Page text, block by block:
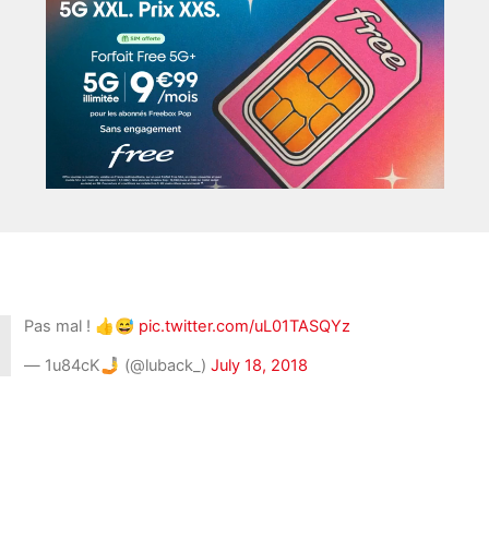
Pas mal ! 👍😅 pic.twitter.com/uL01TASQYz
— 1u84cK🤳 (@luback_) July 18, 2018